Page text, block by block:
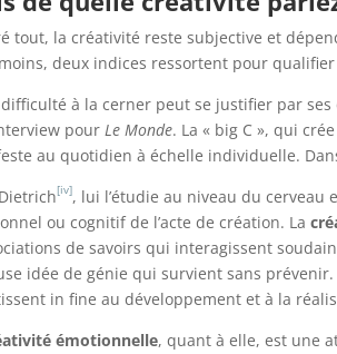
tout, la créativité reste subjective et
deux indices ressortent pour
à la cerner peut se justifier par
pourLe Monde. La « big C », qui
au quotidien à échelle individuelle.
[iv], lui l’étudie au niveau du cerveau
ou cognitif de l’acte de création. La
de savoirs qui interagissent
idée de génie qui survient sans
in fine au développement et à la
émotionnelle, quant à elle, est une